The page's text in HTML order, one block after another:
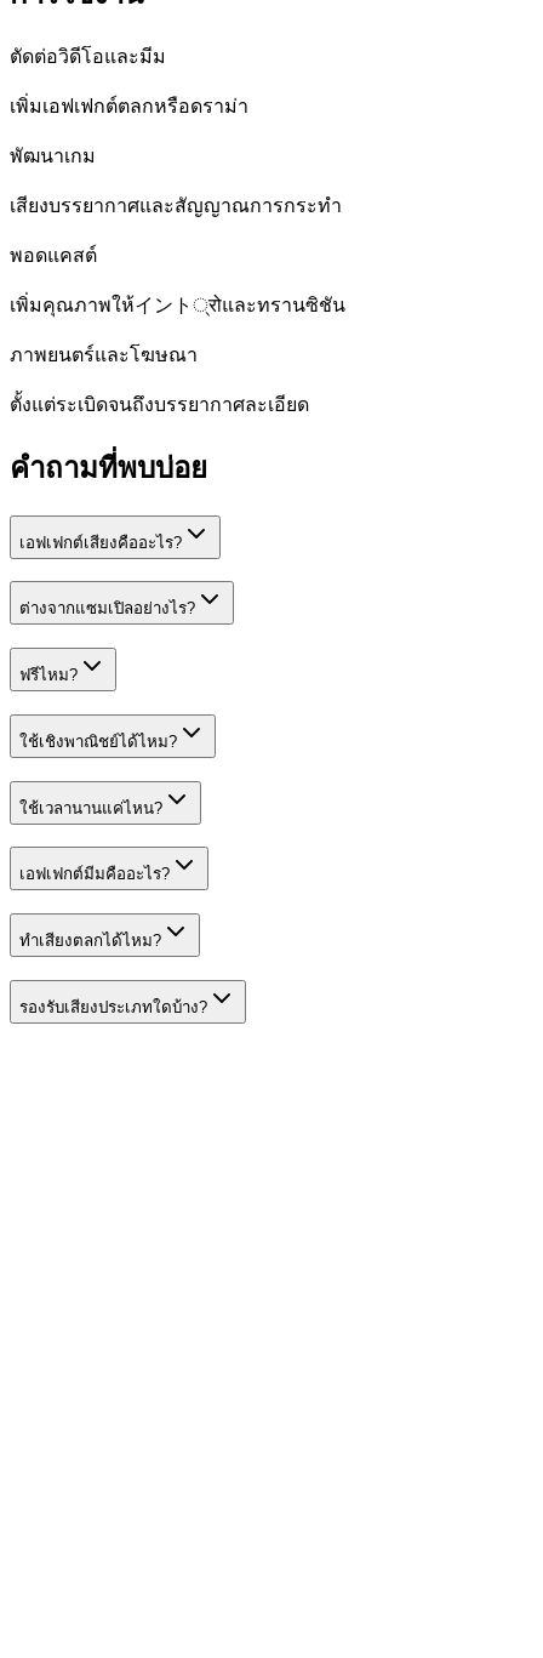
ตัดต่อวิดีโอและมีม
เพิ่มเอฟเฟกต์ตลกหรือดราม่า
พัฒนาเกม
เสียงบรรยากาศและสัญญาณการกระทำ
พอดแคสต์
เพิ่มคุณภาพให้イント्रोและทรานซิชัน
ภาพยนตร์และโฆษณา
ตั้งแต่ระเบิดจนถึงบรรยากาศละเอียด
คำถามที่พบบ่อย
เอฟเฟกต์เสียงคืออะไร?
ต่างจากแซมเปิลอย่างไร?
ฟรีไหม?
ใช้เชิงพาณิชย์ได้ไหม?
ใช้เวลานานแค่ไหน?
เอฟเฟกต์มีมคืออะไร?
ทำเสียงตลกได้ไหม?
รองรับเสียงประเภทใดบ้าง?